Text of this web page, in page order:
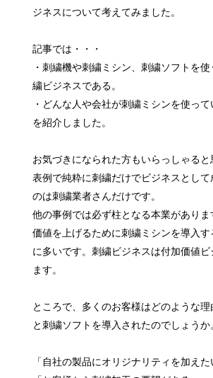
ジネスについて考えてみました。
記事では・・・
・刺繍機や刺繍ミシン、刺繍ソフトを
繍ビジネスである。
・どんな人や会社が刺繍ミシンを使っ
を紹介しました。
お気づきになられた方もいらっしゃる
表例で純粋に刺繍だけでビジネスとし
のは刺繍業者さんだけです。
他の事例では必ず柱となる本業があり
価値を上げるために刺繍ミシンを導入
に多いです。刺繍ビジネスは付加価値ビ
ます。
ところで、多くのお客様はどのような
と刺繍ソフトを導入されたのでしょうか
「自社の製品にオリジナリティを加えた